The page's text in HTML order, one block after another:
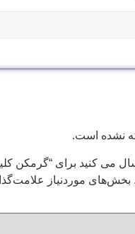
نشده است.
می کنید برای “گرمکن کلیه
بخش‌های موردنیاز